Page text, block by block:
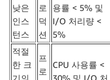
낮은
인스
턴스
로
덕
션
용률 < 5% 및
I/O 처리량 <
5%
적절
한 크
기의
프
로
CPU 사용률 <
30% 및 I/O 처